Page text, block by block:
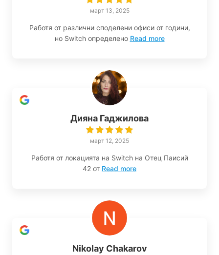
март 13, 2025
Работя от различни споделени офиси от години,
но Switch определено Read more
Дияна Гаджилова
март 12, 2025
Работя от локацията на Switch на Отец Паисий
42 от Read more
Nikolay Chakarov